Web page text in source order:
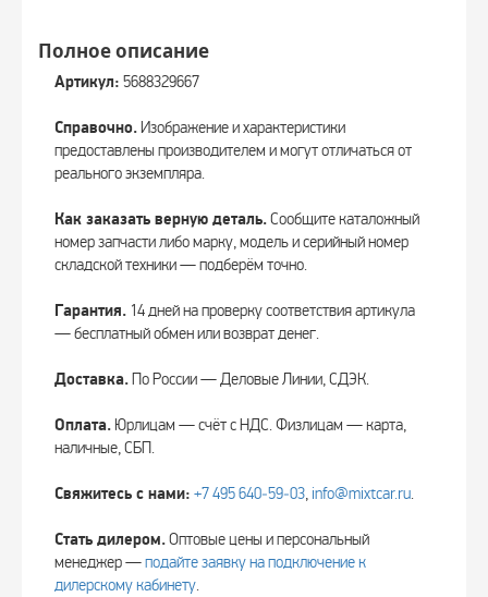
Полное описание
Артикул: 5688329667
Справочно.Изображение и характеристики
предоставлены производителем и могут отличаться от
реального экземпляра.
Как заказать верную деталь.Сообщите каталожный
номер запчасти либо марку, модель и серийный номер
складской техники — подберём точно.
Гарантия. 14 дней на проверку соответствия артикула
— бесплатный обмен или возврат денег.
Доставка.По России — Деловые Линии, СДЭК.
Оплата. Юрлицам — счёт с НДС. Физлицам — карта,
наличные, СБП.
Свяжитесь с нами: +7 495 640‑59‑03, info@mixtcar.ru.
Стать дилером.Оптовые цены и персональный
менеджер —подайте заявку на подключение к
дилерскому кабинету.